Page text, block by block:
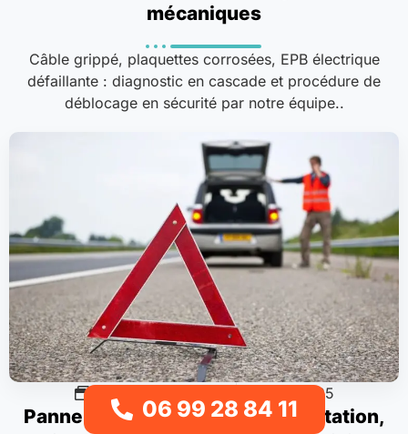
mécaniques
Câble grippé, plaquettes corrosées, EPB électrique
défaillante : diagnostic en cascade et procédure de
déblocage en sécurité par notre équipe..
12/12/2025
Panne sur Autoroute : Réglementation,
06 99 28 84 11